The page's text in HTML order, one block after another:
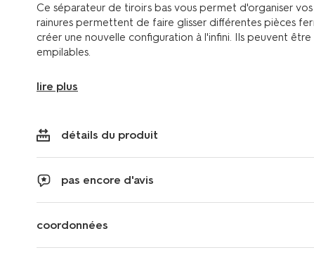
Ce séparateur de tiroirs bas vous permet d'organiser
rainures permettent de faire glisser différentes pièces
créer une nouvelle configuration à l'infini. Ils peuvent
empilables.
lire plus
détails du produit
pas encore d'avis
coordonnées